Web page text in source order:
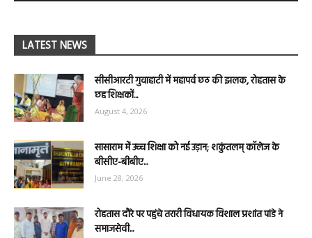
LATEST NEWS
सीसीआरटी गुवाहाटी में महापर्व छठ की झलक, रोहतास के
छह शिक्षकों...
August 4, 2026
सासाराम में उच्च शिक्षा को नई उड़ान; शकुंतलम् कॉलेज के
बीसीए-बीबीए...
June 28, 2026
रोहतास दौरे पर पहुंचे तरारी विधायक विशाल प्रशांत पांडे ने
समाजसेवी...